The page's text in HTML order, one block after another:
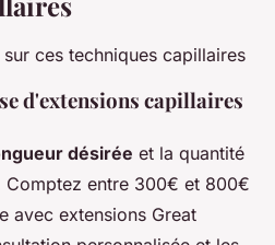
d'extensions capillaires
désirée et la quantité
Comptez entre 300€ et 800€
avec extensions Great